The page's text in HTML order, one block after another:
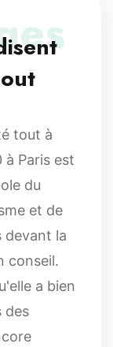
tout à
Paris est
du
et de
devant la
conseil.
a bien
des